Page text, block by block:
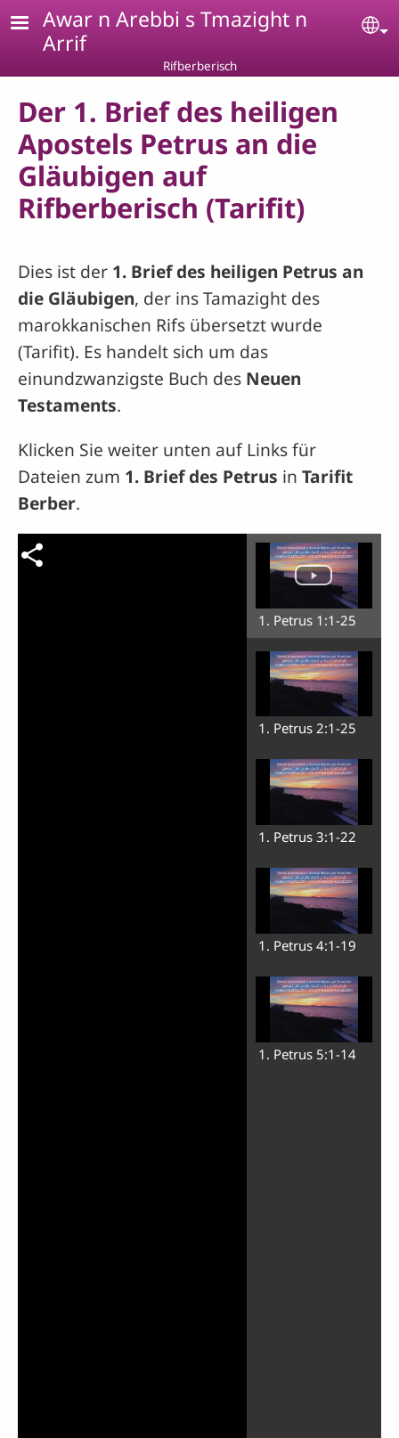
Skip to main content
Awar n Arebbi s Tmazight n
Arrif
Rifberberisch
Der 1. Brief des heiligen
Apostels Petrus an die
Gläubigen auf
Rifberberisch (Tarifit)
Dies ist der 1. Brief des heiligen Petrus an
die Gläubigen, der ins Tamazight des
marokkanischen Rifs übersetzt wurde
(Tarifit). Es handelt sich um das
einundzwanzigste Buch des Neuen
Testaments.
Klicken Sie weiter unten auf Links für
Dateien zum 1. Brief des Petrus in Tarifit
Berber.
1. Petrus 1:1-25
1. Petrus 2:1-25
1. Petrus 3:1-22
1. Petrus 4:1-19
1. Petrus 5:1-14